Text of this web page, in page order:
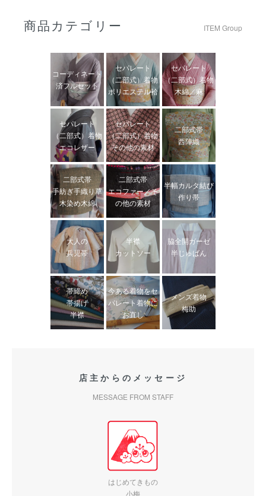
商品カテゴリー ITEM Group
コーディネート
済フルセット
セパレート
（二部式）着物
ポリエステル袷
セパレート
（二部式）着物
木綿／麻
セパレート
（二部式）着物
エコレザー
セパレート
（二部式）着物
その他の素材
二部式帯
西陣織
二部式帯
手紡ぎ手織り草
木染め木綿
二部式帯
エコファー／そ
の他の素材
半幅カルタ結び
作り帯
大人の
兵児帯
半襟
カットソー
脇全開ガーゼ
半じゅばん
帯締め
帯揚げ
半襟
今ある着物をセ
パレート着物に
お直し
メンズ着物
梅助
店主からのメッセージ
MESSAGE FROM STAFF
はじめてきもの
小梅